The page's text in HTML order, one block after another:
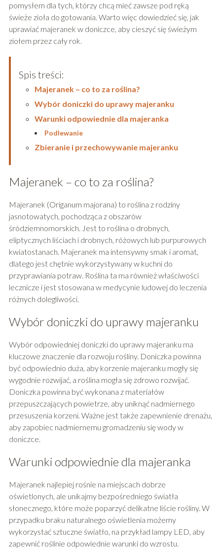
pomysłem dla tych, którzy chcą mieć zawsze pod ręką
świeże zioła do gotowania. Warto więc dowiedzieć się, jak
uprawiać majeranek w doniczce, aby cieszyć się świeżym
ziołem przez cały rok.
Spis treści:
Majeranek – co to za roślina?
Wybór doniczki do uprawy majeranku
Warunki odpowiednie dla majeranka
Podlewanie
Zbieranie i przechowywanie majeranku
Majeranek – co to za roślina?
Majeranek (Origanum majorana) to roślina z rodziny
jasnotowatych, pochodząca z obszarów
śródziemnomorskich. Jest to roślina o drobnych,
eliptycznych liściach i drobnych, różowych lub purpurowych
kwiatostanach. Majeranek ma intensywny smak i aromat,
dlatego jest chętnie wykorzystywany w kuchni do
przyprawiania potraw. Roślina ta ma również właściwości
lecznicze i jest stosowana w medycynie ludowej do leczenia
różnych dolegliwości.
Wybór doniczki do uprawy majeranku
Wybór odpowiedniej doniczki do uprawy majeranku ma
kluczowe znaczenie dla rozwoju rośliny. Doniczka powinna
być odpowiednio duża, aby korzenie majeranku mogły się
wygodnie rozwijać, a roślina mogła się zdrowo rozwijać.
Doniczka powinna być wykonana z materiałów
przepuszczających powietrze, aby uniknąć nadmiernego
przesuszenia korzeni. Ważne jest także zapewnienie drenażu,
aby zapobiec nadmiernemu gromadzeniu się wody w
doniczce.
Warunki odpowiednie dla majeranka
Majeranek najlepiej rośnie na miejscach dobrze
oświetlonych, ale unikajmy bezpośredniego światła
słonecznego, które może poparzyć delikatne liście rośliny. W
przypadku braku naturalnego oświetlenia możemy
wykorzystać sztuczne światło, na przykład lampy LED, aby
zapewnić roślinie odpowiednie warunki do wzrostu.